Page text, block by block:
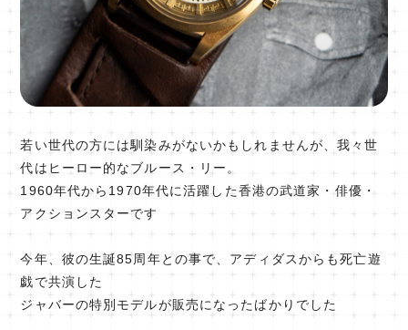
若い世代の方には馴染みがないかもしれませんが、我々世
代はヒーロー的なブルース・リー。
1960年代から1970年代に活躍した香港の武道家・俳優・
アクションスターです
今年、彼の生誕85周年との事で、アディダスからも死亡遊
戯で共演した
ジャバーの特別モデルが販売になったばかりでした